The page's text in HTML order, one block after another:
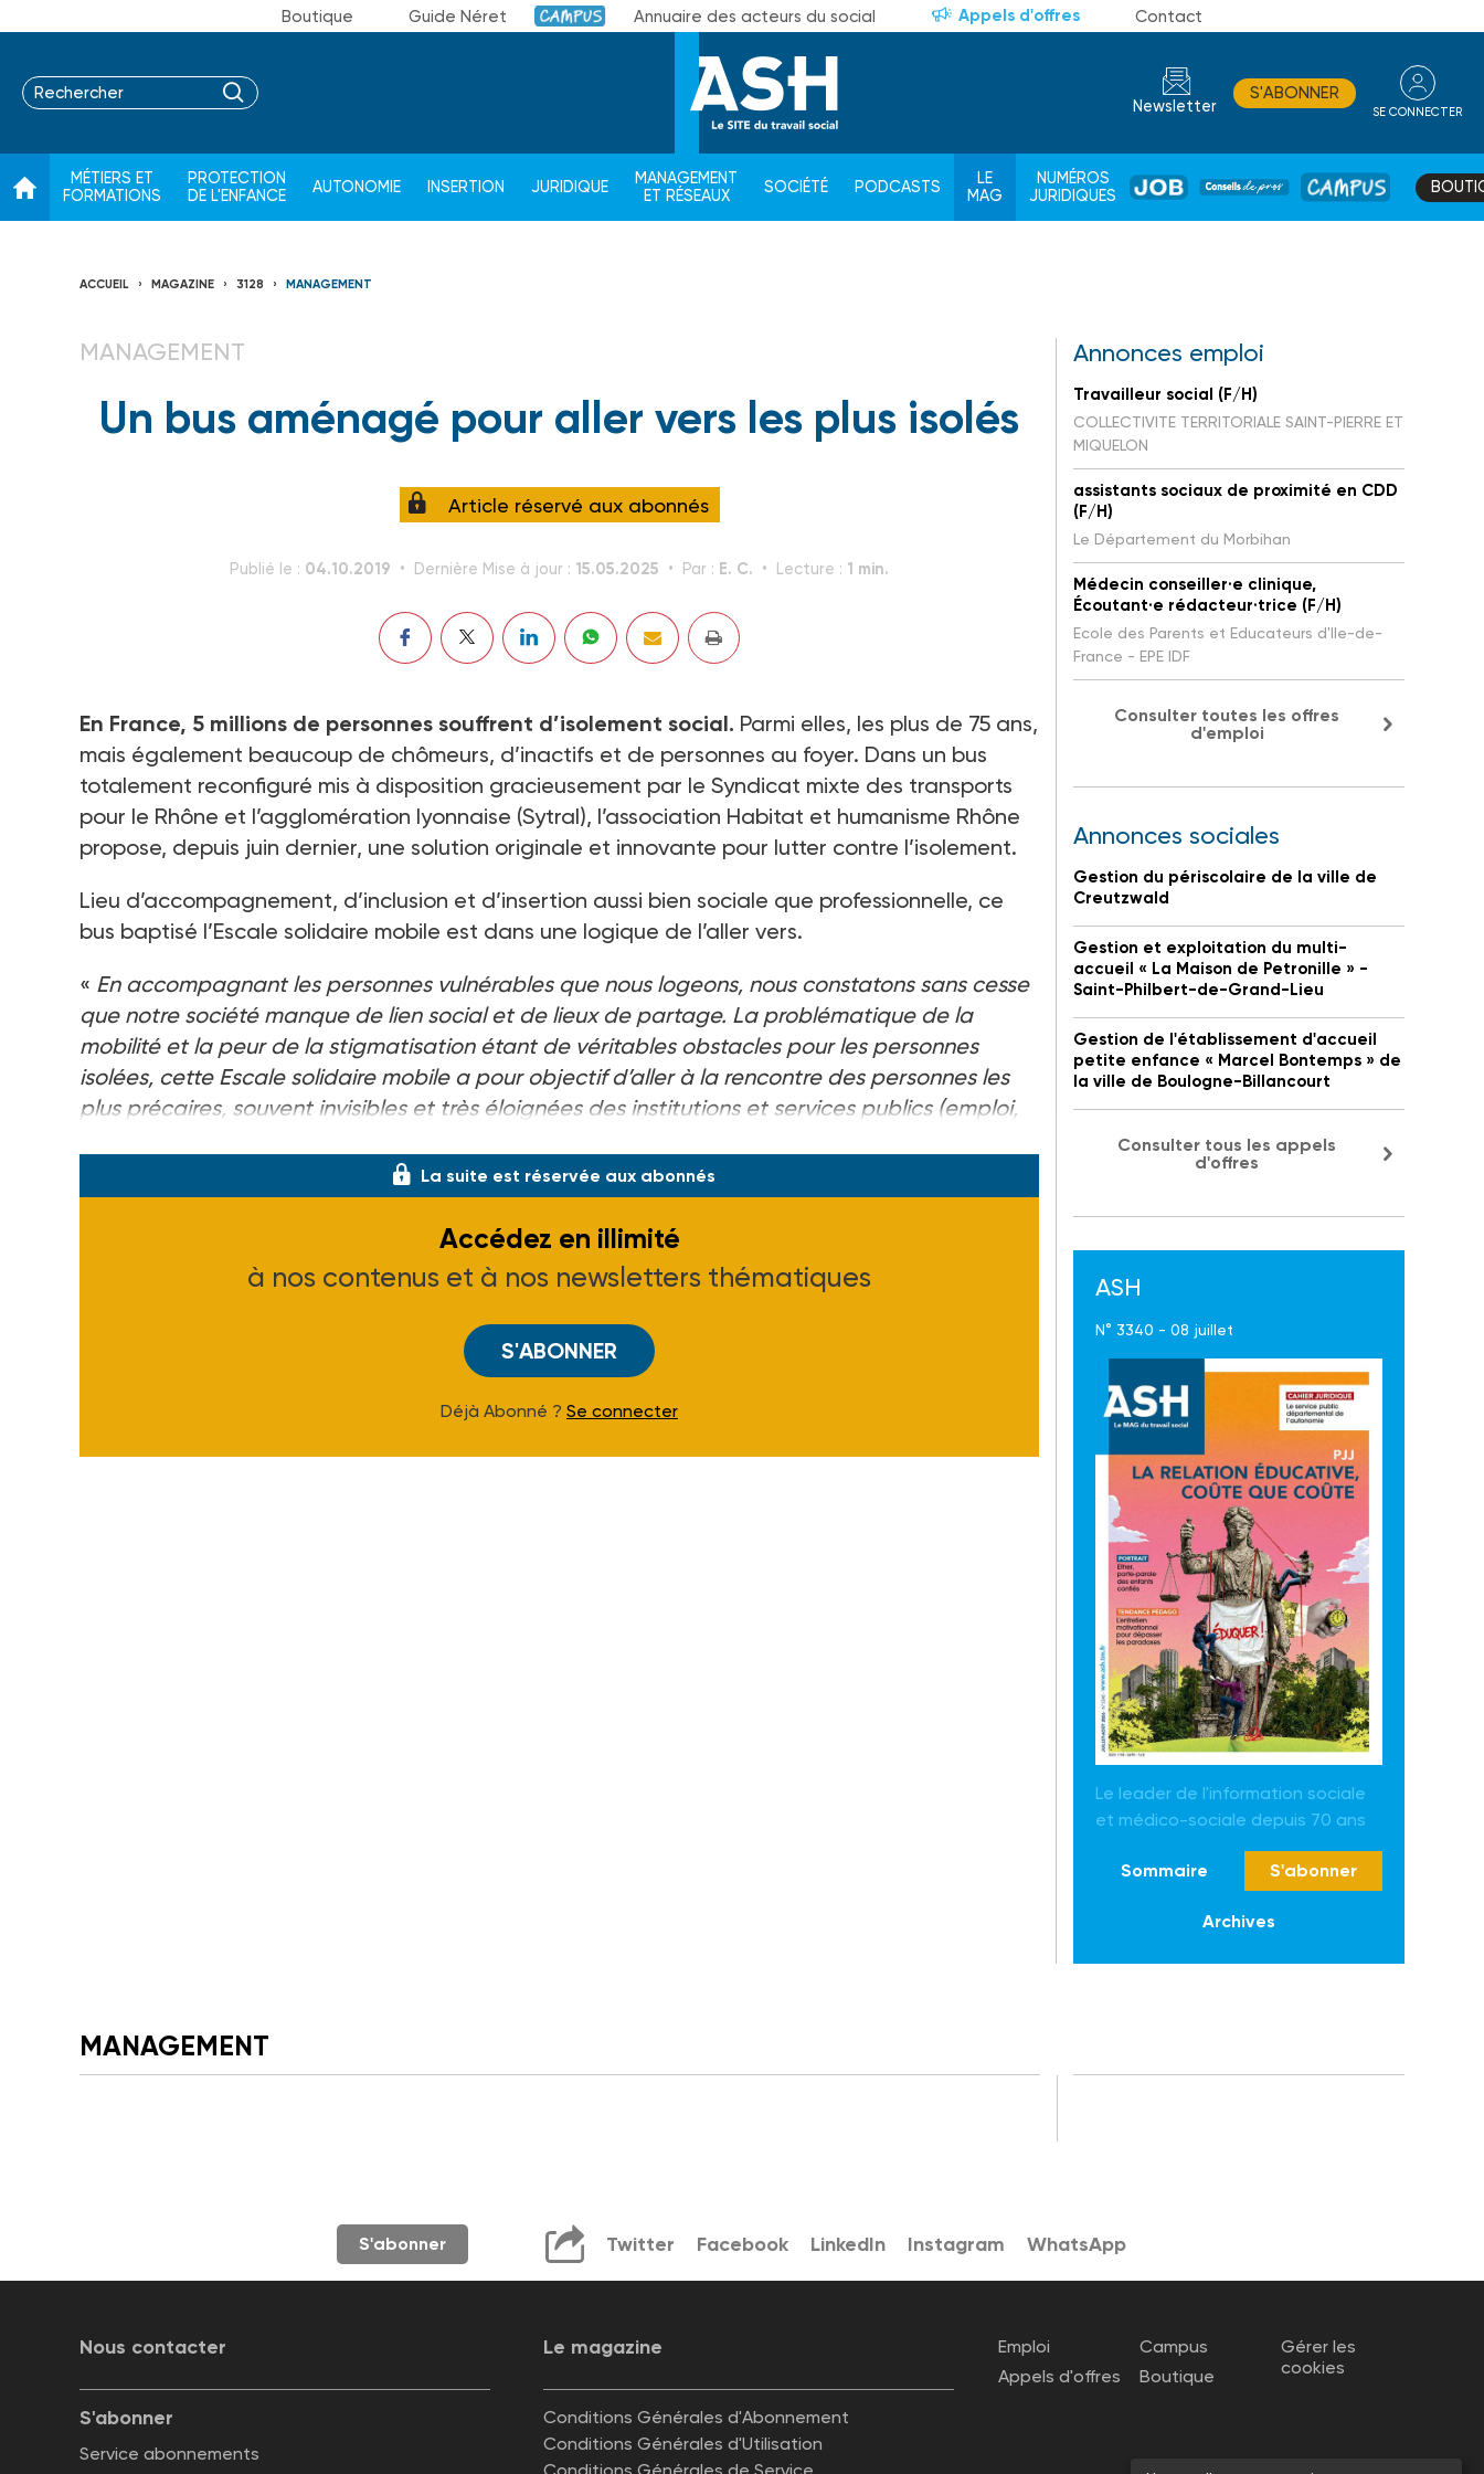
Boutique Guide Néret Campus Annuaire des acteurs du social Appels d'offres Contact
Newsletter
S'ABONNER
SE CONNECTER
MÉTIERS ET
FORMATIONS
PROTECTION
DE L'ENFANCE
AUTONOMIE INSERTION JURIDIQUE
MANAGEMENT
ET RÉSEAUX
SOCIÉTÉ PODCASTS
LE
MAG
NUMÉROS
JURIDIQUES
JOB
DE
CAMPUS
ACCUEIL MAGAZINE 3128 MANAGEMENT
MANAGEMENT
Un bus aménagé pour aller vers les plus isolés
Article réservé aux abonnés
Publié le : 04.10.2019 Dernière Mise à jour : 15.05.2025 Par : E. C. Lecture : 1 min.
En France, 5 millions de personnes souffrent d’isolement social. Parmi elles, les plus de 75 ans,
mais également beaucoup de chômeurs, d’inactifs et de personnes au foyer. Dans un bus
totalement reconfiguré mis à disposition gracieusement par le Syndicat mixte des transports
pour le Rhône et l’agglomération lyonnaise (Sytral), l’association Habitat et humanisme Rhône
propose, depuis juin dernier, une solution originale et innovante pour lutter contre l’isolement.
Lieu d’accompagnement, d’inclusion et d’insertion aussi bien sociale que professionnelle, ce
bus baptisé l’Escale solidaire mobile est dans une logique de l’aller vers.
« En accompagnant les personnes vulnérables que nous logeons, nous constatons sans cesse
que notre société manque de lien social et de lieux de partage. La problématique de la
mobilité et la peur de la stigmatisation étant de véritables obstacles pour les personnes
isolées, cette Escale solidaire mobile a pour objectif d’aller à la rencontre des personnes les
plus précaires, souvent invisibles et très éloignées des institutions et services publics (emploi,
La suite est réservée aux abonnés
Accédez en illimité
à nos contenus et à nos newsletters thématiques
S'ABONNER
Déjà Abonné ? Se connecter
Annonces emploi
Travailleur social (F/H)
COLLECTIVITE TERRITORIALE SAINT-PIERRE ET
MIQUELON
assistants sociaux de proximité en CDD
(F/H)
Le Département du Morbihan
Médecin conseiller·e clinique,
Écoutant·e rédacteur·trice (F/H)
Ecole des Parents et Educateurs d'Ile-de-
France - EPE IDF
Consulter toutes les offres
d'emploi
Annonces sociales
Gestion du périscolaire de la ville de
Creutzwald
Gestion et exploitation du multi-
accueil « La Maison de Petronille » -
Saint-Philbert-de-Grand-Lieu
Gestion de l'établissement d'accueil
petite enfance « Marcel Bontemps » de
la ville de Boulogne-Billancourt
Consulter tous les appels
d'offres
ASH
N° 3340 - 08 juillet
Le leader de l'information sociale
et médico-sociale depuis 70 ans
Sommaire S'abonner
Archives
MANAGEMENT
S'abonner Twitter Facebook LinkedIn Instagram WhatsApp
Nous contacter Le magazine
S'abonner
Service abonnements
Conditions Générales d'Abonnement
Conditions Générales d'Utilisation
Emploi
Appels d'offres
Campus
Boutique
Gérer les
cookies